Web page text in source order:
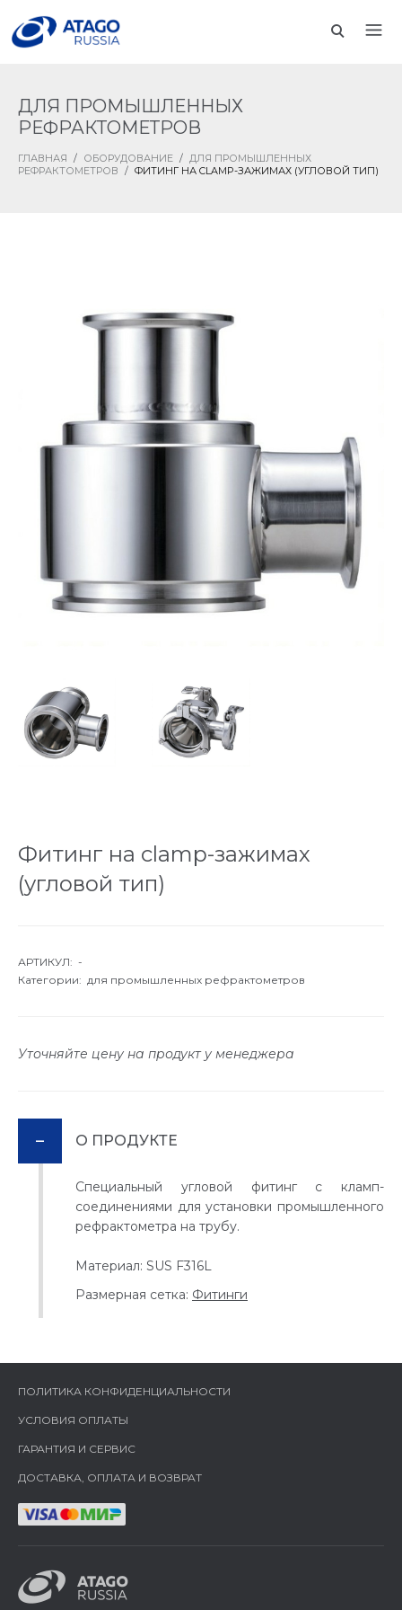
ДЛЯ ПРОМЫШЛЕННЫХ
РЕФРАКТОМЕТРОВ
ГЛАВНАЯ / ОБОРУДОВАНИЕ / ДЛЯ ПРОМЫШЛЕННЫХ
РЕФРАКТОМЕТРОВ / ФИТИНГ НА CLAMP-ЗАЖИМАХ (УГЛОВОЙ ТИП)
Фитинг на clamp-зажимах
(угловой тип)
АРТИКУЛ: -
Категории: для промышленных рефрактометров
Уточняйте цену на продукт у менеджера
О ПРОДУКТЕ
Специальный угловой фитинг с кламп-
соединениями для установки промышленного
рефрактометра на трубу.
Материал: SUS F316L
Размерная сетка: Фитинги
ПОЛИТИКА КОНФИДЕНЦИАЛЬНОСТИ
УСЛОВИЯ ОПЛАТЫ
ГАРАНТИЯ И СЕРВИС
ДОСТАВКА, ОПЛАТА И ВОЗВРАТ